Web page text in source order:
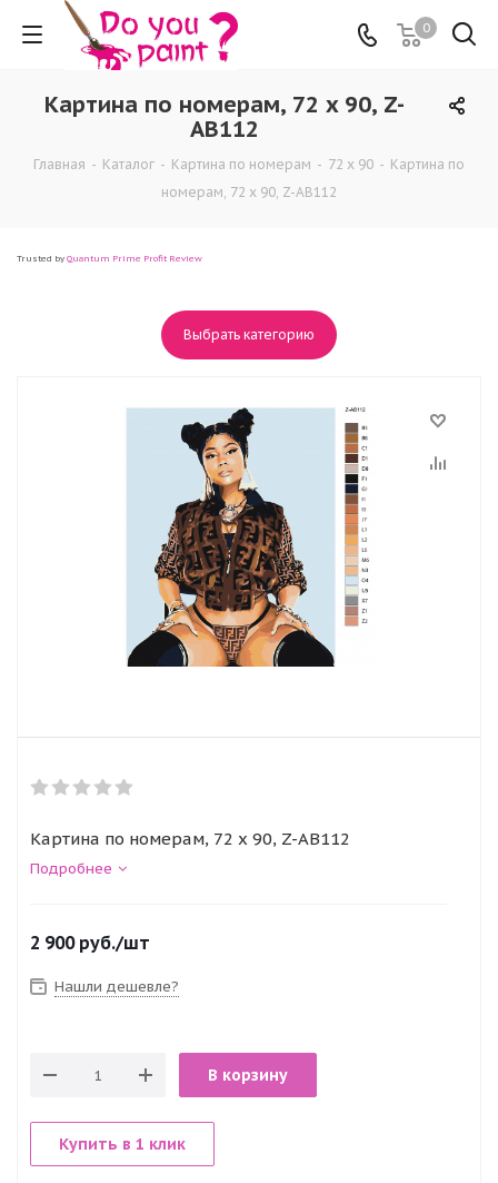
0
Картина по номерам, 72 x 90, Z-
AB112
Главная - Каталог - Картина по номерам - 72 x 90 - Картина по
номерам, 72 x 90, Z-AB112
Trusted by Quantum Prime Profit Review
Выбрать категорию
Картина по номерам, 72 x 90, Z-AB112
Подробнее
2 900руб./шт
Нашли дешевле?
В корзину
Купить в 1 клик